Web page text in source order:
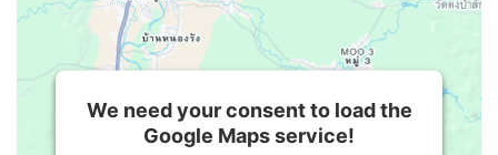
We need your consent to load the
Google Maps service!